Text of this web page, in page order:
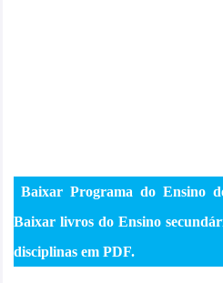
Baixar Programa do Ensino
Baixar livros do Ensino
disciplinas em PDF.